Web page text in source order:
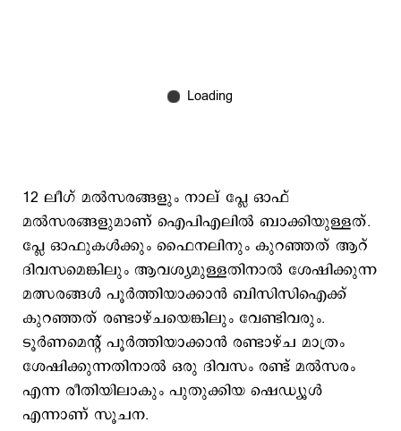
12 ലീഗ് മല്‍സരങ്ങളും നാല് പ്ലേ ഓഫ്
മല്‍സരങ്ങളുമാണ് ഐപിഎലില്‍ ബാക്കിയുള്ളത്.
പ്ലേ ഓഫുകൾക്കും ഫൈനലിനും കുറഞ്ഞത് ആറ്
ദിവസമെങ്കിലും ആവശ്യമുള്ളതിനാൽ ശേഷിക്കുന്ന
മത്സരങ്ങൾ പൂർത്തിയാക്കാൻ ബിസിസിഐക്ക്
കുറഞ്ഞത് രണ്ടാഴ്ചയെങ്കിലും വേണ്ടിവരും.
ടൂർണമെന്റ് പൂർത്തിയാക്കാൻ രണ്ടാഴ്ച മാത്രം
ശേഷിക്കുന്നതിനാല്‍ ഒരു ദിവസം രണ്ട് മല്‍സരം
എന്ന രീതിയിലാകും പുതുക്കിയ ഷെഡ്യൂള്‍
എന്നാണ് സൂചന.